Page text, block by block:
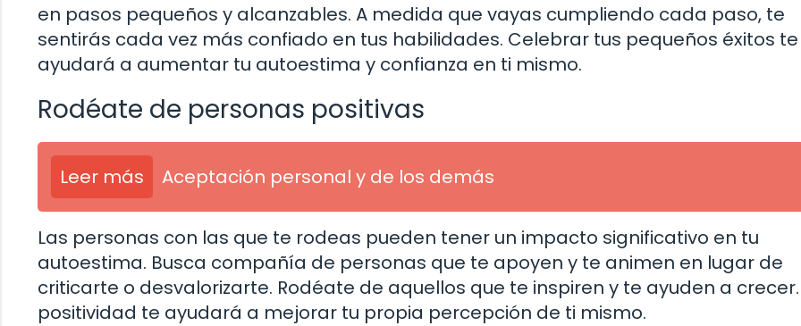
en pasos pequeños y alcanzables. A medida que vayas cumpliendo cada paso, te
sentirás cada vez más confiado en tus habilidades. Celebrar tus pequeños éxitos te
ayudará a aumentar tu autoestima y confianza en ti mismo.
Rodéate de personas positivas
Leer más Aceptación personal y de los demás
Las personas con las que te rodeas pueden tener un impacto significativo en tu
autoestima. Busca compañía de personas que te apoyen y te animen en lugar de
criticarte o desvalorizarte. Rodéate de aquellos que te inspiren y te ayuden a crecer.
positividad te ayudará a mejorar tu propia percepción de ti mismo.